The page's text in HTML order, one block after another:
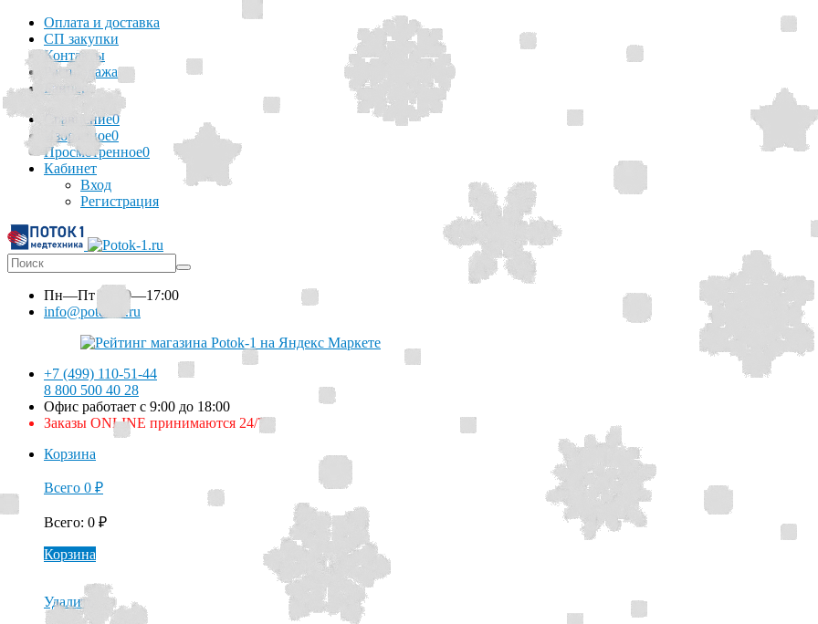
Оплата и доставка
СП закупки
Контакты
Распродажа
Баннер
Сравнение0
Избранное0
Просмотренное0
Кабинет
Вход
Регистрация
Пн—Пт10:00—17:00
info@potok-1.ru
+7 (499) 110-51-44
8 800 500 40 28
Офис работает с 9:00 до 18:00
Заказы ONLINE принимаются 24/7
Корзина
Всего 0 ₽
Всего: 0 ₽
Корзина
Удалить